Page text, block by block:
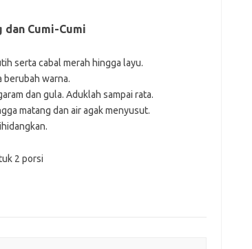
dan Cumi-Cumi
serta cabal merah hingga layu.
berubah warna.
dan gula. Aduklah sampai rata.
matang dan air agak menyusut.
2 porsi